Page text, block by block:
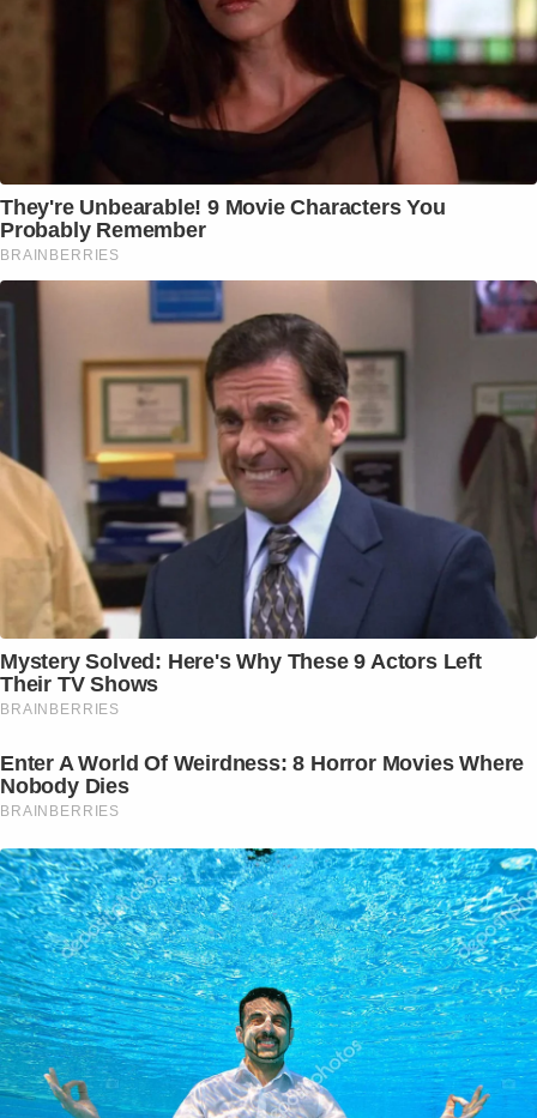
They're Unbearable! 9 Movie Characters You
Probably Remember
BRAINBERRIES
Mystery Solved: Here's Why These 9 Actors Left
Their TV Shows
BRAINBERRIES
Enter A World Of Weirdness: 8 Horror Movies Where
Nobody Dies
BRAINBERRIES